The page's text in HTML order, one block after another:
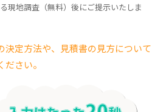
現地調査（無料）後にご提示いたしま
決定方法や、見積書の見方について
さい。